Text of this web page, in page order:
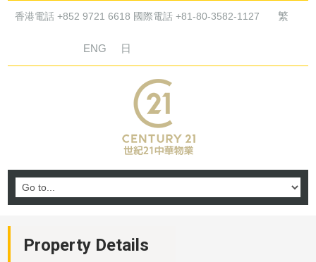
香港電話 +852 9721 6618 國際電話 +81-80-3582-1127 繁
ENG 日
Property Details